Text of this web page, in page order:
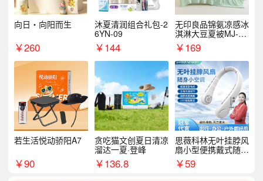
向日・向阳而生
￥260
沐夏清润组合礼包-2
6YN-09
￥144
无印良品锦氨凉感冰
淇淋大豆夏被MJ-B2
025-0193
￥169
若生活悦动骄阳A7
￥90
贪吃猫文创夏日清凉
溜达一夏·登峰
￥136.8
思薇科林无叶挂脖风
扇小型便携戴式随身
挂脖子降温神器
￥59